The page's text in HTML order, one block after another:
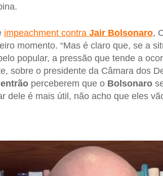
impeachment contra Jair Bolsonaro,
momento. “Mas é claro que, se a
popular, a pressão que tende a
sobre o presidente da Câmara dos
perceberem que o Bolsonaro
dele é mais útil, não acho que eles